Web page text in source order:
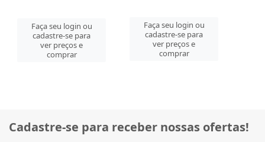
Faça seu login ou
cadastre-se para
ver preços e
comprar
Faça seu login ou
cadastre-se para
ver preços e
comprar
Cadastre-se para receber nossas ofertas!